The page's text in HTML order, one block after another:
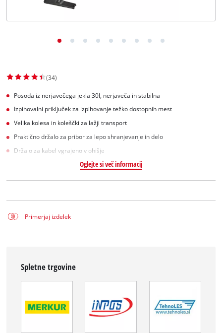
(34)
Posoda iz nerjavečega jekla 30l, nerjaveča in stabilna
Izpihovalni priključek za izpihovanje težko dostopnih mest
Velika kolesa in koleščki za lažji transport
Praktično držalo za pribor za lepo shranjevanje in delo
Držalo za kabel vgrajeno v ohišje
Oglejte si več informacij
Primerjaj izdelek
Spletne trgovine